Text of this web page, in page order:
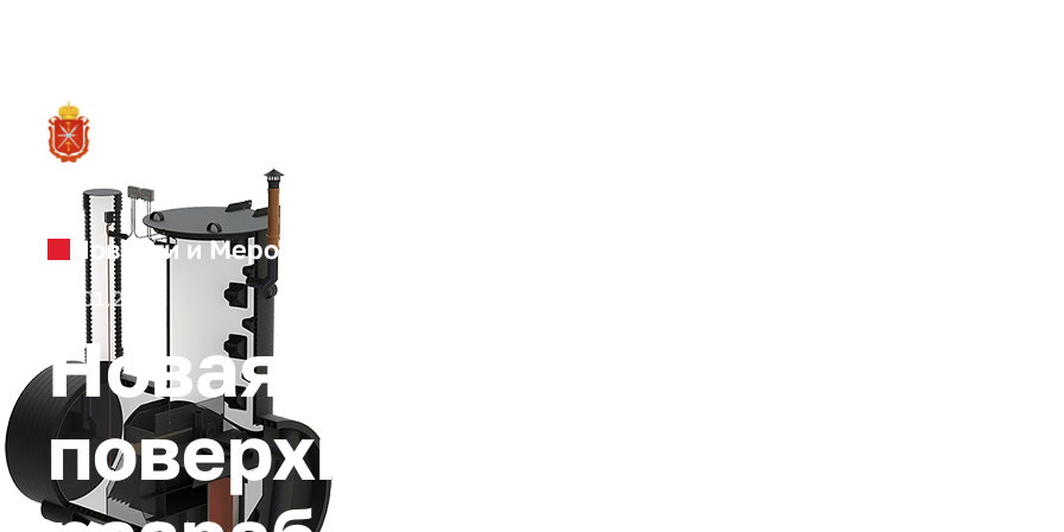
Новости и Мероприятия
26.01.2023
Новая линейка очистных
поверхностного стока